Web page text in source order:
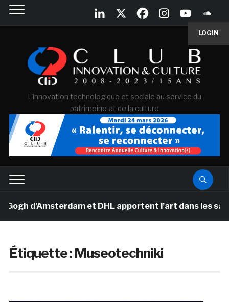
LOGIN
L'innovation technologique et sociale au service du
patrimoine et de la culture
d’Amsterdam et DHL apportent l’art dans les salles
Étiquette :Museotechniki